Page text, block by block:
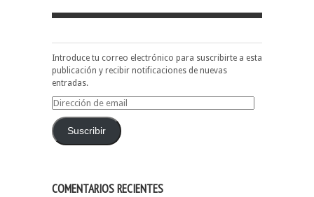
Introduce tu correo electrónico para suscribirte a esta
publicación y recibir notificaciones de nuevas
entradas.
Dirección
emailSuscribir
COMENTARIOS RECIENTES